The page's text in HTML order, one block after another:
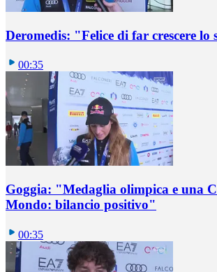
Deromedis: "Felice di far crescere lo
00:35
Goggia: "Medaglia olimpica e una
Mondo: bilancio positivo"
00:35